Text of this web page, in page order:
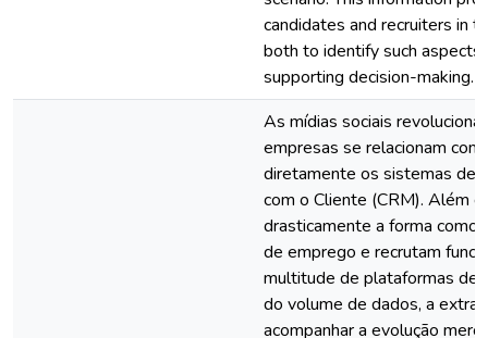
candidates and recruiters in
both to identify such aspects
supporting decision-making.
As mídias sociais
empresas se relacionam
diretamente os sistemas de
com o Cliente (CRM). Além
drasticamente a forma como
de emprego e recrutam
multitude de plataformas de
do volume de dados, a
acompanhar a evolução